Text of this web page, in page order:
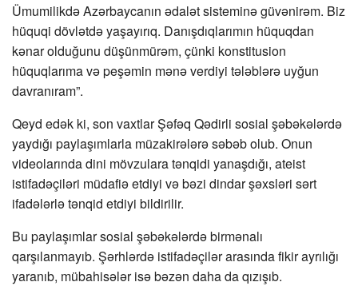
Ümumilikdə Azərbaycanın ədalət sisteminə güvənirəm. Biz
hüquqi dövlətdə yaşayırıq. Danışdıqlarımın hüquqdan
kənar olduğunu düşünmürəm, çünki konstitusion
hüquqlarıma və peşəmin mənə verdiyi tələblərə uyğun
davranıram”.
Qeyd edək ki, son vaxtlar Şəfəq Qədirli sosial şəbəkələrdə
yaydığı paylaşımlarla müzakirələrə səbəb olub. Onun
videolarında dini mövzulara tənqidi yanaşdığı, ateist
istifadəçiləri müdafiə etdiyi və bəzi dindar şəxsləri sərt
ifadələrlə tənqid etdiyi bildirilir.
Bu paylaşımlar sosial şəbəkələrdə birmənalı
qarşılanmayıb. Şərhlərdə istifadəçilər arasında fikir ayrılığı
yaranıb, mübahisələr isə bəzən daha da qızışıb.